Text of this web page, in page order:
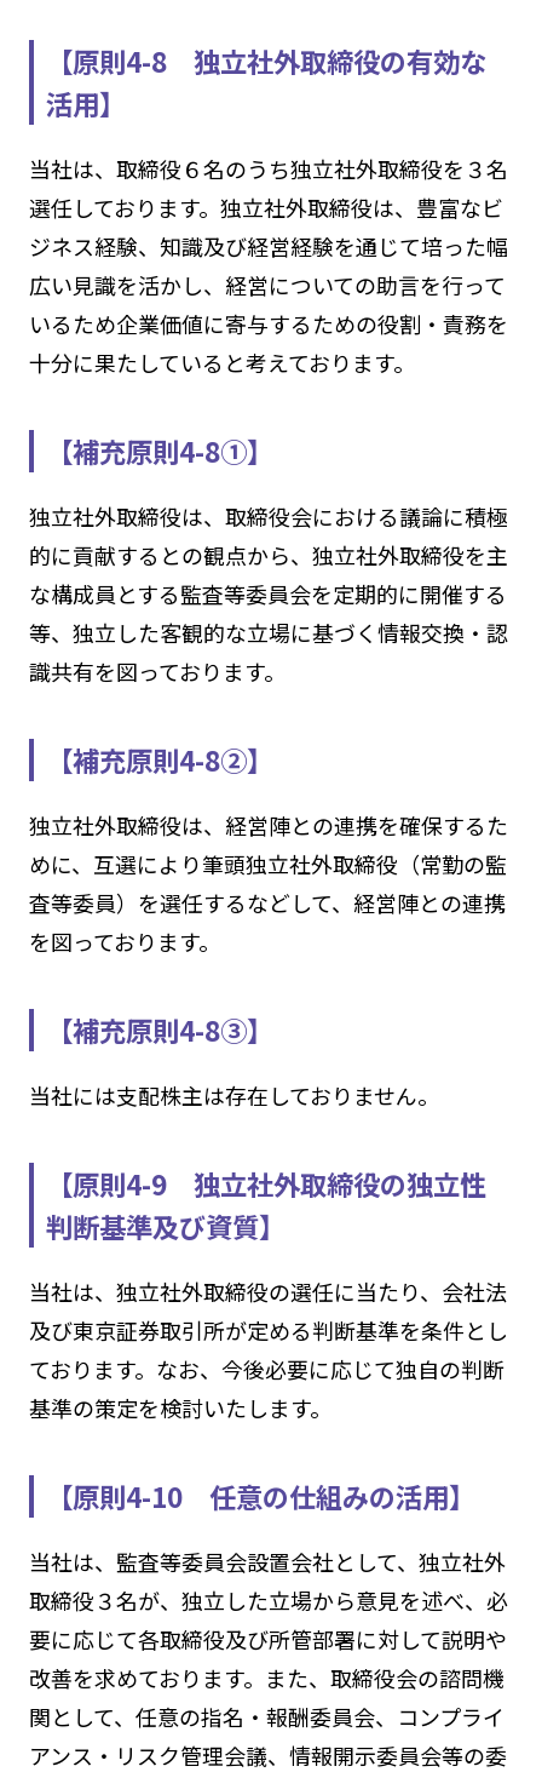
【原則4-8 独立社外取締役の有効な
活用】
当社は、取締役６名のうち独立社外取締役を３名
選任しております。独立社外取締役は、豊富なビ
ジネス経験、知識及び経営経験を通じて培った幅
広い見識を活かし、経営についての助言を行って
いるため企業価値に寄与するための役割・責務を
十分に果たしていると考えております。
【補充原則4-8①】
独立社外取締役は、取締役会における議論に積極
的に貢献するとの観点から、独立社外取締役を主
な構成員とする監査等委員会を定期的に開催する
等、独立した客観的な立場に基づく情報交換・認
識共有を図っております。
【補充原則4-8②】
独立社外取締役は、経営陣との連携を確保するた
めに、互選により筆頭独立社外取締役（常勤の監
査等委員）を選任するなどして、経営陣との連携
を図っております。
【補充原則4-8③】
当社には支配株主は存在しておりません。
【原則4-9 独立社外取締役の独立性
判断基準及び資質】
当社は、独立社外取締役の選任に当たり、会社法
及び東京証券取引所が定める判断基準を条件とし
ております。なお、今後必要に応じて独自の判断
基準の策定を検討いたします。
【原則4-10 任意の仕組みの活用】
当社は、監査等委員会設置会社として、独立社外
取締役３名が、独立した立場から意見を述べ、必
要に応じて各取締役及び所管部署に対して説明や
改善を求めております。また、取締役会の諮問機
関として、任意の指名・報酬委員会、コンプライ
アンス・リスク管理会議、情報開示委員会等の委